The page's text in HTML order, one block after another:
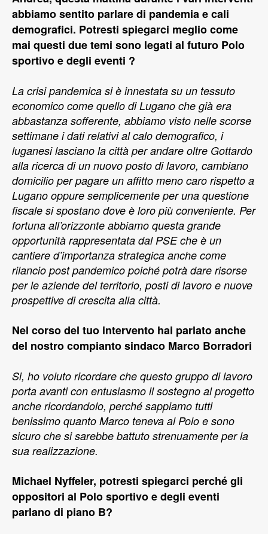
abbiamo sentito parlare di pandemia e cali
demografici. Potresti spiegarci meglio come
mai questi due temi sono legati al futuro Polo
sportivo e degli eventi ?
La crisi pandemica si è innestata su un tessuto
economico come quello di Lugano che già era
abbastanza sofferente, abbiamo visto nelle scorse
settimane i dati relativi al calo demografico, i
luganesi lasciano la città per andare oltre Gottardo
alla ricerca di un nuovo posto di lavoro, cambiano
domicilio per pagare un affitto meno caro rispetto a
Lugano oppure semplicemente per una questione
fiscale si spostano dove è loro più conveniente. Per
fortuna all’orizzonte abbiamo questa grande
opportunità rappresentata dal PSE che è un
cantiere d’importanza strategica anche come
rilancio post pandemico poiché potrà dare risorse
per le aziende del territorio, posti di lavoro e nuove
prospettive di crescita alla città.
Nel corso del tuo intervento hai parlato anche
del nostro compianto sindaco Marco Borradori
Si, ho voluto ricordare che questo gruppo di lavoro
porta avanti con entusiasmo il sostegno al progetto
anche ricordandolo, perché sappiamo tutti
benissimo quanto Marco teneva al Polo e sono
sicuro che si sarebbe battuto strenuamente per la
sua realizzazione.
Michael Nyffeler, potresti spiegarci perché gli
oppositori al Polo sportivo e degli eventi
parlano di piano B?